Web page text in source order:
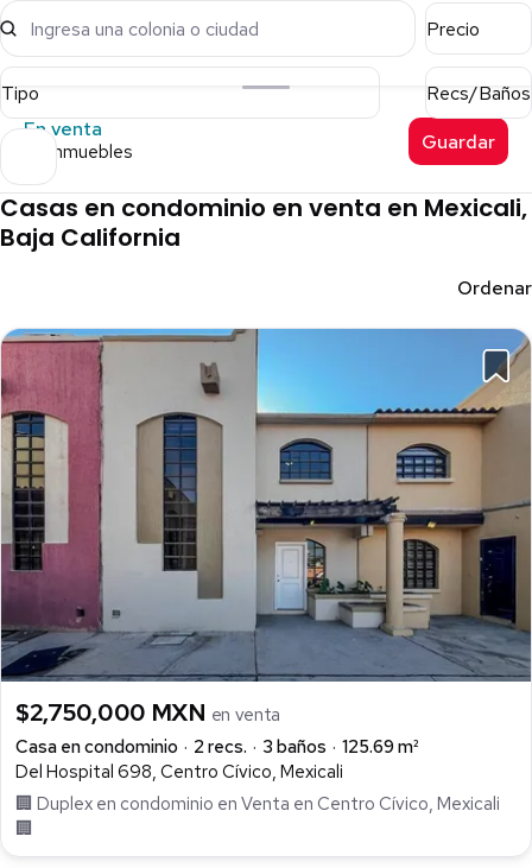
Ingresa una colonia o ciudad Precio
Tipo
Recs/Baños
En venta
29 inmuebles Guardar
Casas en condominio en venta en Mexicali,
Baja California
Ordenar
$2,750,000 MXN en venta
Casa en condominio
2 recs. 3 baños
125.69 m²
Del Hospital 698, Centro Cívico, Mexicali
🏢 Duplex en condominio en Venta en Centro Cívico, Mexicali
🏢